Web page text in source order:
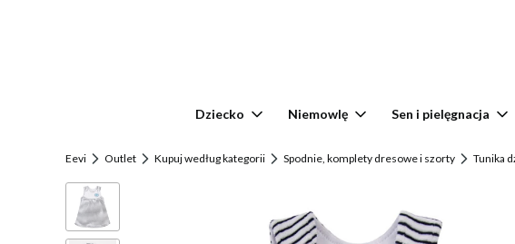
Dziecko Niemowlę Sen i pielęgnacja
Eevi Outlet Kupuj według kategorii Spodnie, komplety dresowe i szorty Tunika